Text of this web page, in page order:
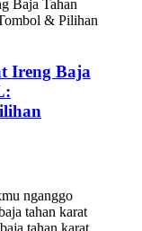
Ireng Baja
nganggo
tahan karat